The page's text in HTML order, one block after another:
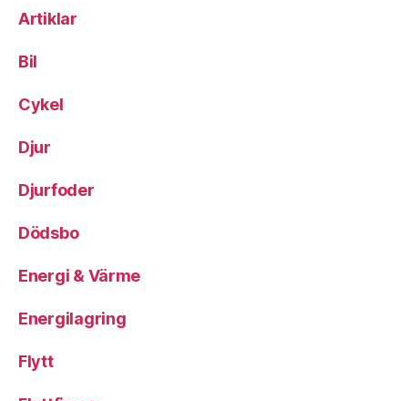
Artiklar
Bil
Cykel
Djur
Djurfoder
Dödsbo
Energi & Värme
Energilagring
Flytt